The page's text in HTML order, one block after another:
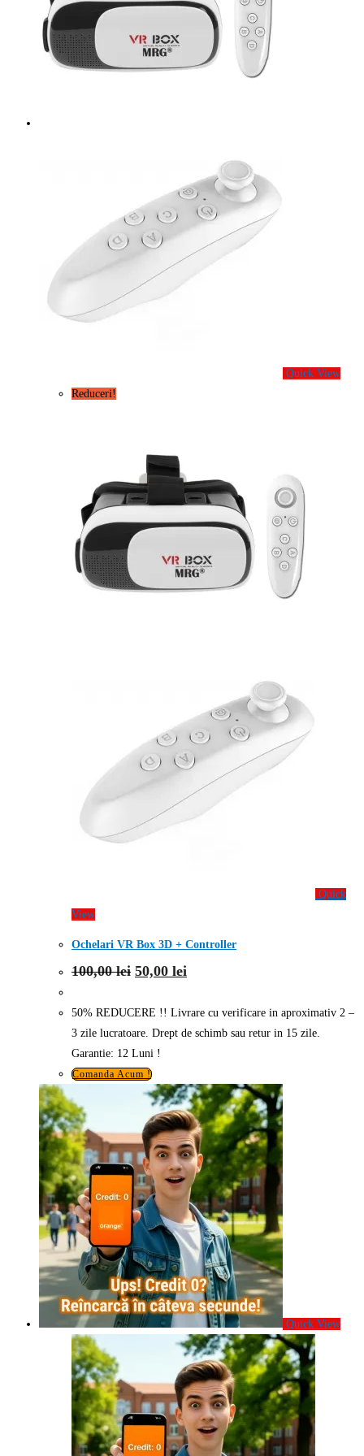
Quick View
Reduceri!
Quick
View
Ochelari VR Box 3D + Controller
100,00lei Prețul
inițial
fost:
100,00 lei.
50,00 lei
50,00 lei.
50% REDUCERE !! Livrare cu verificare in aproximativ 2 –
3 zile lucratoare. Drept de schimb sau retur in 15 zile.
Garantie: 12 Luni !
Comanda Acum !
Quick View